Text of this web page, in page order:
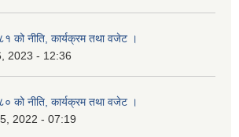
को नीति, कार्यक्रम तथा वजेट ।
2023 - 12:36
को नीति, कार्यक्रम तथा वजेट ।
2022 - 07:19